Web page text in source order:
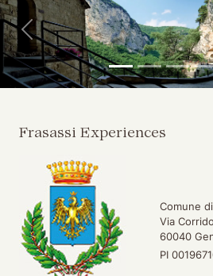
Indietro
Frasassi Experiences
Comune
Via
60040
PI